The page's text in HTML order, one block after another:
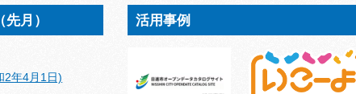
月）
2年4月1日)
活用事例